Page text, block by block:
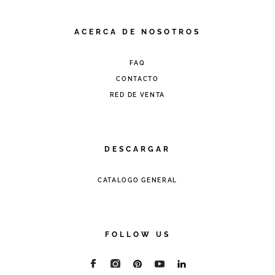
ACERCA DE NOSOTROS
FAQ
CONTACTO
RED DE VENTA
DESCARGAR
CATALOGO GENERAL
FOLLOW US